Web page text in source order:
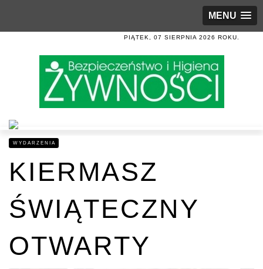
MENU
PIĄTEK, 07 SIERPNIA 2026 ROKU.
WYDARZENIA
KIERMASZ
ŚWIĄTECZNY
OTWARTY